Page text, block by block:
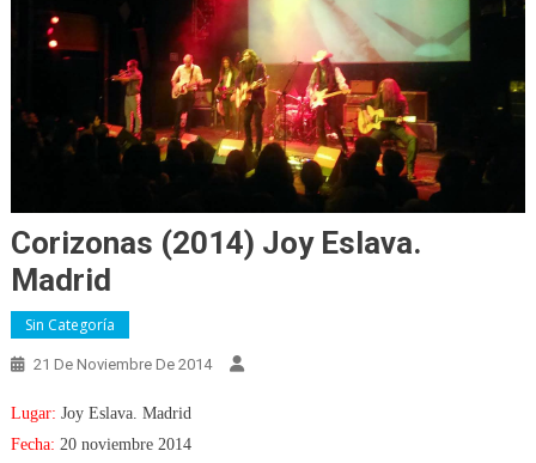
Corizonas (2014) Joy Eslava.
Madrid
Sin Categoría
21 De Noviembre De 2014
Lugar: Joy Eslava. Madrid
Fecha: 20 noviembre 2014